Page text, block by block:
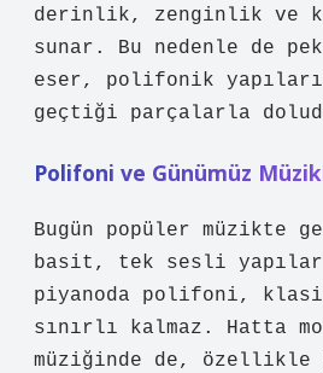
derinlik, zenginlik ve
sunar. Bu nedenle de
eser, polifonik
geçtiği parçalarla
Polifoni ve Günümüz
Bugün popüler müzikte
basit, tek sesli yapılar
piyanoda polifoni,
sınırlı kalmaz. Hatta
müziğinde de, özellikle